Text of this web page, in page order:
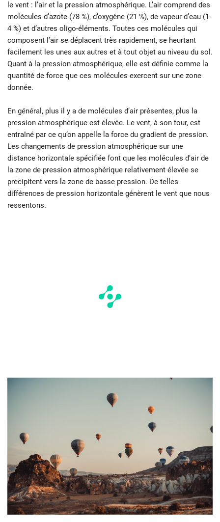
le vent : l’air et la pression atmosphérique. L’air comprend des
molécules d’azote (78 %), d’oxygène (21 %), de vapeur d’eau (1-
4 %) et d’autres oligo-éléments. Toutes ces molécules qui
composent l’air se déplacent très rapidement, se heurtant
facilement les unes aux autres et à tout objet au niveau du sol.
Quant à la pression atmosphérique, elle est définie comme la
quantité de force que ces molécules exercent sur une zone
donnée.
En général, plus il y a de molécules d’air présentes, plus la
pression atmosphérique est élevée. Le vent, à son tour, est
entraîné par ce qu’on appelle la force du gradient de pression.
Les changements de pression atmosphérique sur une
distance horizontale spécifiée font que les molécules d’air de
la zone de pression atmosphérique relativement élevée se
précipitent vers la zone de basse pression. De telles
différences de pression horizontale génèrent le vent que nous
ressentons.